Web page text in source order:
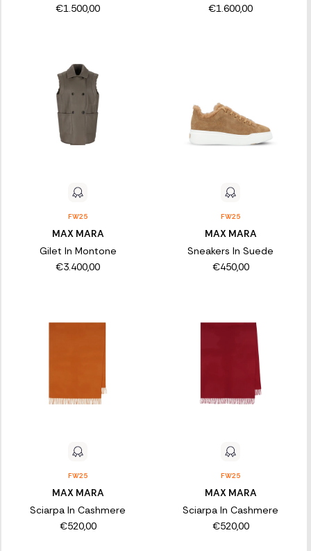
€1.500,00
€1.600,00
FW25
MAX MARA
Gilet In Montone
€3.400,00
FW25
MAX MARA
Sneakers In Suede
€450,00
FW25
MAX MARA
Sciarpa In Cashmere
€520,00
FW25
MAX MARA
Sciarpa In Cashmere
€520,00